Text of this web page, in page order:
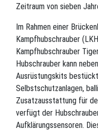
Zeitraum von sieben
Im Rahmen einer
Kampfhubschrauber
Kampfhubschrauber
Hubschrauber kann
Ausrüstungskits
Selbstschutzanlagen,
Zusatzausstattung für
verfügt der
Aufklärungssensoren.